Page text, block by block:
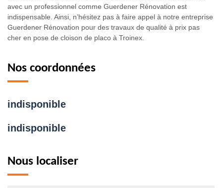
avec un professionnel comme Guerdener Rénovation est
indispensable. Ainsi, n’hésitez pas à faire appel à notre entreprise
Guerdener Rénovation pour des travaux de qualité à prix pas
cher en pose de cloison de placo à Troinex.
Nos coordonnées
indisponible
indisponible
Nous localiser